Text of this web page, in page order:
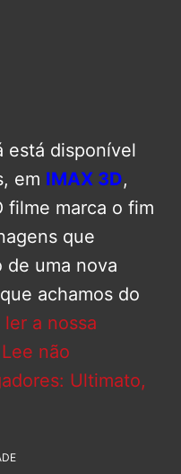
está disponível
em IMAX 3D,
filme marca o fim
que
de uma nova
achamos do
a nossa
não
Ultimato,